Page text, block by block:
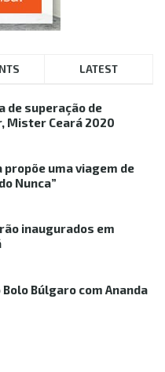
LATEST
de superação de
Mister Ceará 2020
uma viagem de
Nunca”
inaugurados em
Búlgaro com Ananda